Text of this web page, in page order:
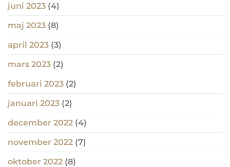
juni 2023 (4)
maj 2023 (8)
april 2023 (3)
mars 2023 (2)
februari 2023 (2)
januari 2023 (2)
december 2022 (4)
november 2022 (7)
oktober 2022 (8)